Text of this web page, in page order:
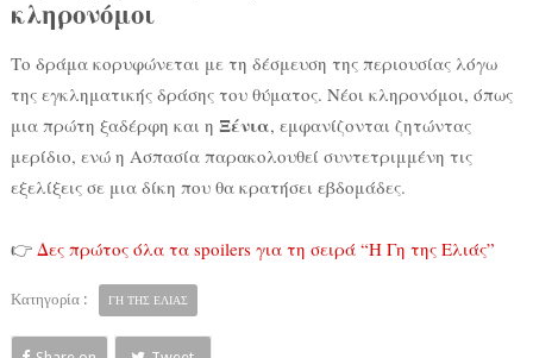
κληρονόμοι
Το δράμα κορυφώνεται με τη δέσμευση της περιουσίας λόγω
της εγκληματικής δράσης του θύματος. Νέοι κληρονόμοι, όπως
μια πρώτη ξαδέρφη και η Ξένια, εμφανίζονται ζητώντας
μερίδιο, ενώ η Ασπασία παρακολουθεί συντετριμμένη τις
εξελίξεις σε μια δίκη που θα κρατήσει εβδομάδες.
👉 Δες πρώτος όλα τα spoilers για τη σειρά “Η Γη της Ελιάς”
Κατηγορία : ΓΗ ΤΗΣ ΕΛΙΑΣ